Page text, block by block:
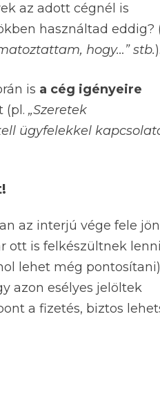
az adott cégnél is
használtad eddig?
hogy…” stb.).
is a cég igényeire
(pl. „Szeretek
ügyfelekkel
az interjú vége fele jön
ott is felkészültnek
lehet még
azon esélyes jelöltek
a fizetés, biztos